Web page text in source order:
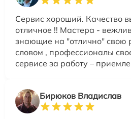
Сервис хороший. Качество
отличное !! Мастера -
знающие на "отлично" свою
словом , профессионалы
сервисе за работу –
Бирюков Владислав